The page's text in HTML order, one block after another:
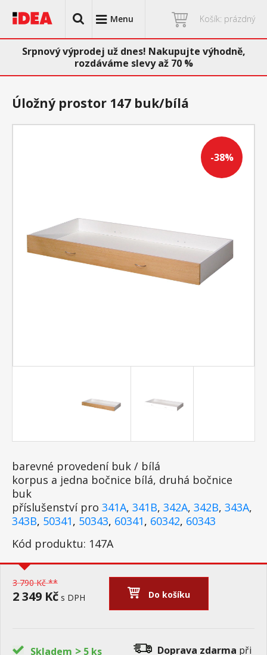
Menu Košík: prázdný
Srpnový výprodej už dnes! Nakupujte výhodně,
rozdáváme slevy až 70 %
-38%
Úložný prostor 147 buk/bílá
barevné provedení buk / bílá
korpus a jedna bočnice bílá, druhá bočnice
buk
příslušenství pro 341A, 341B, 342A, 342B, 343A,
343B, 50341, 50343, 60341, 60342, 60343
Kód produktu: 147A
3 790 Kč **
2 349 Kč s DPH Do košíku
Skladem > 5 ks Doprava zdarma při